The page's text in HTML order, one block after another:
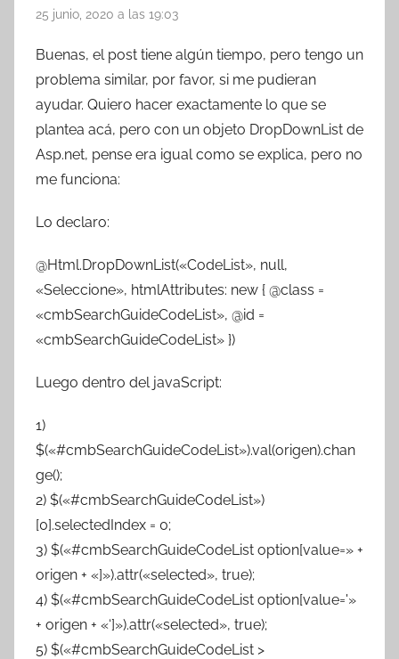
25 junio, 2020 a las 19:03
Buenas, el post tiene algún tiempo, pero tengo un
problema similar, por favor, si me pudieran
ayudar. Quiero hacer exactamente lo que se
plantea acá, pero con un objeto DropDownList de
Asp.net, pense era igual como se explica, pero no
me funciona:
Lo declaro:
@Html.DropDownList(«CodeList», null,
«Seleccione», htmlAttributes: new { @class =
«cmbSearchGuideCodeList», @id =
«cmbSearchGuideCodeList» })
Luego dentro del javaScript:
1)
$(«#cmbSearchGuideCodeList»).val(origen).chan
ge();
2) $(«#cmbSearchGuideCodeList»)
[0].selectedIndex = 0;
3) $(«#cmbSearchGuideCodeList option[value=» +
origen + «]»).attr(«selected», true);
4) $(«#cmbSearchGuideCodeList option[value='»
+ origen + «‘]»).attr(«selected», true);
5) $(«#cmbSearchGuideCodeList >